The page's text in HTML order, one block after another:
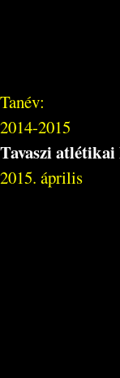
Tanév:
2014-2015
Tavaszi
2015. április